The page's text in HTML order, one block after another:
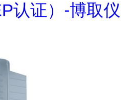
认证）-博取仪